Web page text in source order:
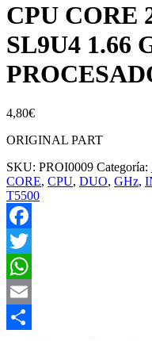
CPU CORE
SL9U4 1.66
4,80€
ORIGINAL PART
SKU: PROI0009 Categoría:
CORE, CPU, DUO, GHz,
T5500
Facebook
Twitter
WhatsApp
Email